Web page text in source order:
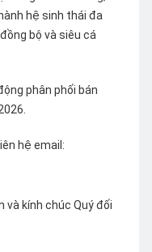
hệ sinh thái đa
bộ và siêu cá
phân phối bán
hệ email:
và kính chúc Quý đối